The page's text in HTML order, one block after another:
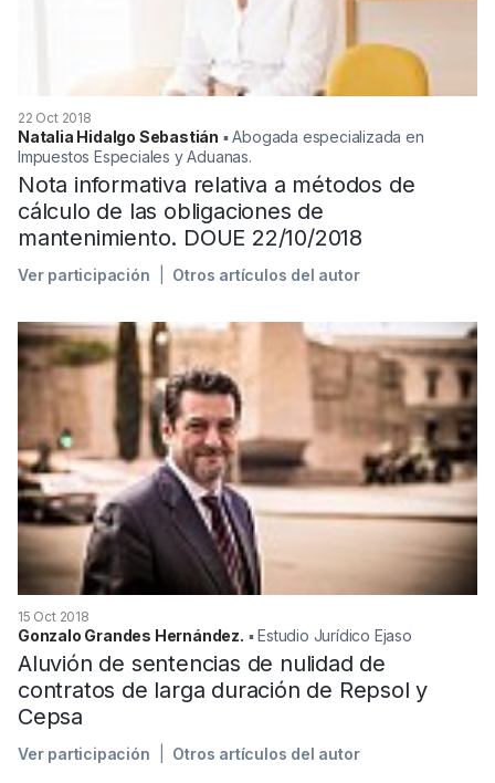
22 Oct 2018
Natalia Hidalgo Sebastián ▪︎ Abogada especializada en
Impuestos Especiales y Aduanas.
Nota informativa relativa a métodos de
cálculo de las obligaciones de
mantenimiento. DOUE 22/10/2018
Ver participación Otros artículos del autor
15 Oct 2018
Gonzalo Grandes Hernández. ▪︎ Estudio Jurídico Ejaso
Aluvión de sentencias de nulidad de
contratos de larga duración de Repsol y
Cepsa
Ver participación Otros artículos del autor